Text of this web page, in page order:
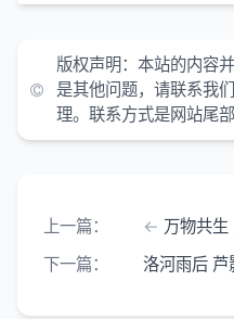
版权声明： 本站的内容
是其他问题，请联系我
理。联系方式是网站尾
上一篇：
万物共生
下一篇：